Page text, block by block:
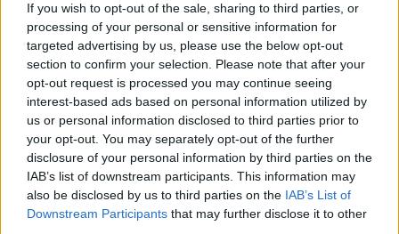
If you wish to opt-out of the sale, sharing to third parties, or
processing of your personal or sensitive information for
targeted advertising by us, please use the below opt-out
section to confirm your selection. Please note that after your
opt-out request is processed you may continue seeing
interest-based ads based on personal information utilized by
us or personal information disclosed to third parties prior to
your opt-out. You may separately opt-out of the further
disclosure of your personal information by third parties on the
IAB’s list of downstream participants. This information may
also be disclosed by us to third parties on the IAB’s List of
Downstream Participants that may further disclose it to other
Az acélember 2013-as megjelenésekorsokan kritizálták
azt az eszméletlen mennyiségű pusztítást, amit
Superman (Hanry Cavill) és Zod tábornok (Michael
Shannon) epikus csatája végzett Metropolis városán.
Múlt évben az is kiderült, hogy Gotham közvetlenül
Metropolis mellett fekszik, így Batman (Ben Affleck)
otthona is kapott egy-két pofont a kryptoniak harca
Famous Monsters of Filmlandnek